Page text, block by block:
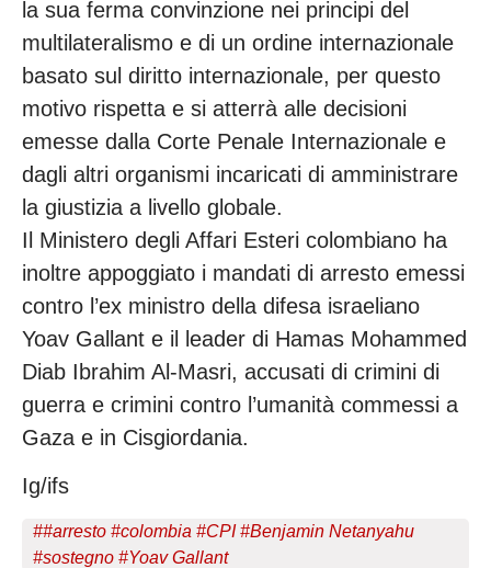
la sua ferma convinzione nei principi del
multilateralismo e di un ordine internazionale
basato sul diritto internazionale, per questo
motivo rispetta e si atterrà alle decisioni
emesse dalla Corte Penale Internazionale e
dagli altri organismi incaricati di amministrare
la giustizia a livello globale.
Il Ministero degli Affari Esteri colombiano ha
inoltre appoggiato i mandati di arresto emessi
contro l’ex ministro della difesa israeliano
Yoav Gallant e il leader di Hamas Mohammed
Diab Ibrahim Al-Masri, accusati di crimini di
guerra e crimini contro l’umanità commessi a
Gaza e in Cisgiordania.
Ig/ifs
##arresto #colombia #CPI #Benjamin Netanyahu
#sostegno #Yoav Gallant